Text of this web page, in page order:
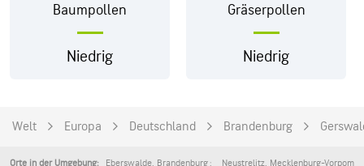
Baumpollen
Niedrig
Gräserpollen
Niedrig
Welt Europa Deutschland Brandenburg
Orte in der Umgebung: Eberswalde, Brandenburg Neustrelitz, Mecklenburg-